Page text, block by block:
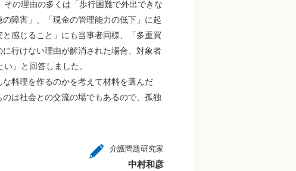
の理由の多くは「歩行困難で外出できな
障害」、「現金の管理能力の低下」に起
感じること」にも当事者同様、「多重買
行けない理由が解消された場合、対象者
」と回答しました。
料理を作るのかを考えて材料を選んだ
は社会との交流の場でもあるので、孤独
介護問題研究家
中村和彦